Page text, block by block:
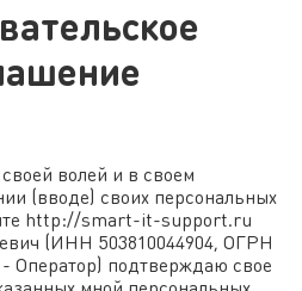
волей и в своем
(вводе) своих персональных
http://smart-it-support.ru
(ИНН 503810044904, ОГРН
- Оператор) подтверждаю свое